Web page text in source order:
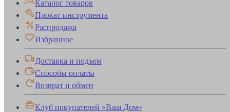
Каталог товаров
Прокат инструмента
Распродажа
Избранное
Доставка и подъем
Способы оплаты
Возврат и обмен
Клуб покупателей «Ваш Дом»